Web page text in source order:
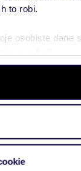
to robi.
osobiste dane
zmienić
ruch w
z naszej witryny,
informacje z
1 700